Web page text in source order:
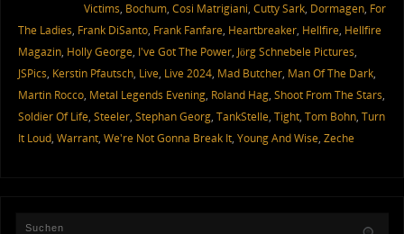
Victims, Bochum, Cosi Matrigiani, Cutty Sark, Dormagen, For
The Ladies, Frank DiSanto, Frank Fanfare, Heartbreaker, Hellfire, Hellfire
Magazin, Holly George, I've Got The Power, Jörg Schnebele Pictures,
JSPics, Kerstin Pfautsch, Live, Live 2024, Mad Butcher, Man Of The Dark,
Martin Rocco, Metal Legends Evening, Roland Hag, Shoot From The Stars,
Soldier Of Life, Steeler, Stephan Georg, TankStelle, Tight, Tom Bohn, Turn
It Loud, Warrant, We're Not Gonna Break It, Young And Wise, Zeche